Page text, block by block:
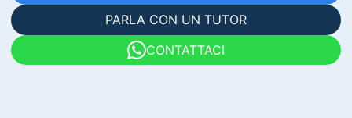
PARLA CON UN TUTOR
CONTATTACI